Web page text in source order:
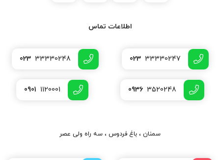
اطلاعات تماس
023 33330247
023 33330248
0936 3520248
0901 1120001
سمنان ، باغ فردوس ، سه راه ولی عصر